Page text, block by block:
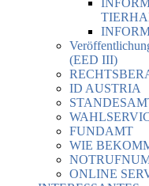
(EED III)
ID AUSTRIA
FUNDAMT
WIE
ONLINE